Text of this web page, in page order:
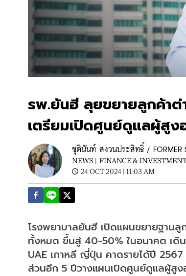
รพ.ยันฮี ลุยขยายลูกค้าต่
เตรียมเปิดศูนย์ดูแลผู้สูง
ชุตินันท์ สงวนประสิทธิ์ / FORMER
NEWS | FINANCE &
24 OCT 2024 | 11:03 AM
โรงพยาบาลยันฮี เปิดแผนขยายฐาน
ทั้งหมด ขึ้นสู่ 40-50% ในอนาคต เดิน
UAE เกาหลี ญี่ปุ่น คาดรายได้ปี
ส่วนอีก 5 ปีวางแผนเปิดศูนย์ดูแลผู้สูง